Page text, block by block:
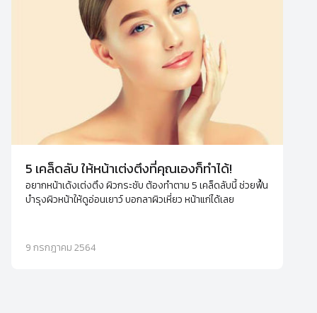
5 เคล็ดลับ ให้หน้าเต่งตึงที่คุณเองก็ทำได้!
อยากหน้าเด้งเต่งตึง ผิวกระชับ ต้องทำตาม 5 เคล็ดลับนี้ ช่วยฟื้น
บำรุงผิวหน้าให้ดูอ่อนเยาว์ บอกลาผิวเหี่ยว หน้าแก่ได้เลย
9 กรกฎาคม 2564